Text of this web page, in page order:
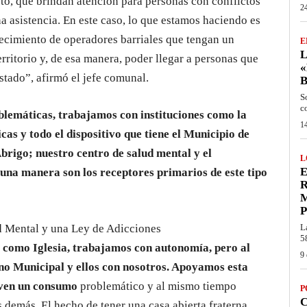
En este caso, lo que estamos haciendo es
de operadores barriales que tengan un
y, de esa manera, poder llegar a personas que
afirmó el jefe comunal.
trabajamos con instituciones como la
y todo el dispositivo que tiene el Municipio de
nuestro centro de salud mental y el
manera son los receptores primarios de este tipo
Mental y una Ley de Adicciones
Iglesia, trabajamos con autonomía, pero al
Municipal y ellos con nosotros. Apoyamos esta
un consumo problemático y al mismo tiempo
9